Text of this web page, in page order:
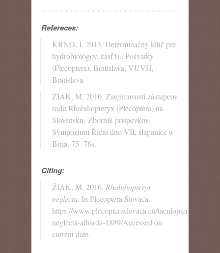
Refereces:
KRNO, I. 2013. Determinačný kľúč pre
hydrobiológov, časť II., Pošvatky
(Plecoptera). Bratislava, VUVH,
Bratislava.
ŽIAK, M. 2010. Zaujímavosti zástupcov
rodu Rhabdiopteryx (Plecoptera) na
Slovensku. Zborník príspevkov.
Sympózium Říční dno VII, šlapanice u
Brna, 75 -78s.
Citing:
ŽIAK, M. 2016. Rhabdiopteryx
neglecta. In Plecoptera Slovaca.
https://www.plecopteraslovaca.eu/taeniopterygidae/
neglecta-albarda-1889/Accessed on
current date.